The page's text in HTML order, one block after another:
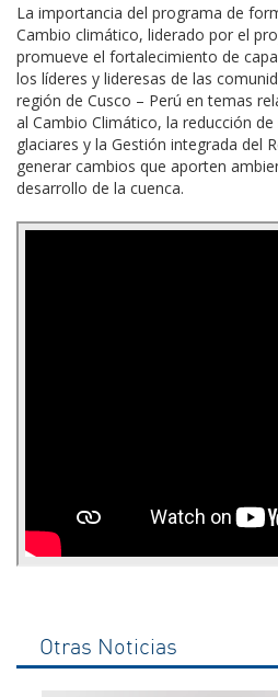
La importancia del programa de
Cambio climático, liderado por el
promueve el fortalecimiento de
los líderes y lideresas de las
región de Cusco – Perú en temas
al Cambio Climático, la reducción
glaciares y la Gestión integrada del
generar cambios que aporten
desarrollo de la cuenca.
Otras Noticias